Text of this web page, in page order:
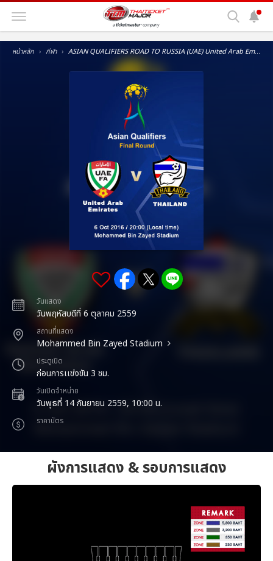
หน้าหลัก กีฬา ASIAN QUALIFIERS ROAD TO RUSSIA (UAE) United Arab Emirates vs. Thailand
วันแสดง
วันพฤหัสบดีที่ 6 ตุลาคม 2559
สถานที่แสดง
Mohammed Bin Zayed Stadium
ประตูเปิด
ก่อนการเเข่งขัน 3 ชม.
วันเปิดจำหน่าย
วันพุธที่ 14 กันยายน 2559, 10:00 น.
ราคาบัตร
ผังการแสดง & รอบการแสดง